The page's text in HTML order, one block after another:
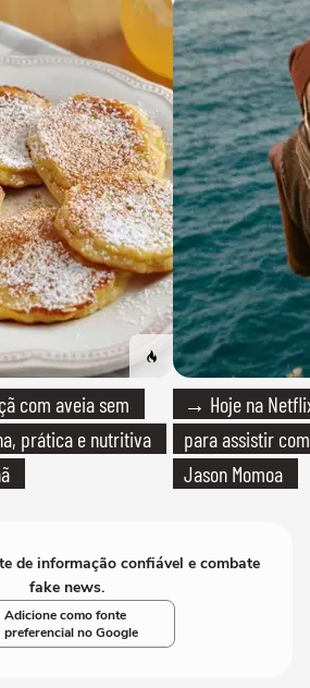
com aveia sem
prática e nutritiva
→ Hoje na
para assistir
Jason Momoa
de informação confiável e combate
fake news.
Adicione como fonte
preferencial no Google